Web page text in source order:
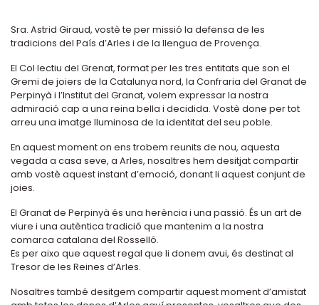
Sra. Astrid Giraud, vostè te per missió la defensa de les
tradicions del País d’Arles i de la llengua de Provença.
El Col·lectiu del Grenat, format per les tres entitats que son el
Gremi de joiers de la Catalunya nord, la Confraria del Granat de
Perpinyà i l’Institut del Granat, volem expressar la nostra
admiració cap a una reina bella i decidida. Vostè done per tot
arreu una imatge lluminosa de la identitat del seu poble.
En aquest moment on ens trobem reunits de nou, aquesta
vegada a casa seve, a Arles, nosaltres hem desitjat compartir
amb vostè aquest instant d’emoció, donant li aquest conjunt de
joies.
El Granat de Perpinyà és una herència i una passió. És un art de
viure i una autèntica tradició que mantenim a la nostra
comarca catalana del Rosselló.
Es per aixo que aquest regal que li donem avui, és destinat al
Tresor de les Reines d’Arles.
Nosaltres també desitgem compartir aquest moment d’amistat